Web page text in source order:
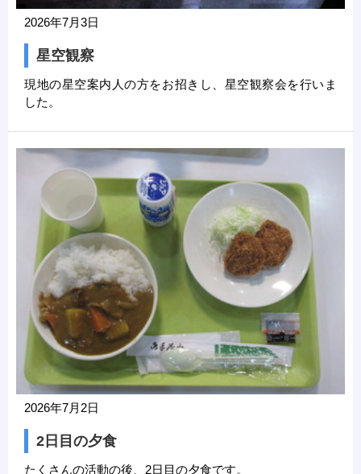
2026年7月3日
星空観察
現地の星空案内人の方をお招きし、星空観察会を行いま
した。
2026年7月2日
2日目の夕食
たくさんの活動の後、2日目の夕食です。